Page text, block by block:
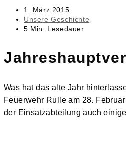
Beitrag
veröffentlicht:
1. März 2015
Beitrags-
Kategorie:
Unsere Geschichte
Lesedauer:
5 Min. Lesedauer
Was hat das alte Jahr
Feuerwehr Rulle am 28.
der Einsatzabteilung auch